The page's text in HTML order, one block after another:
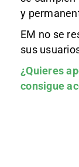
y
EM no se
sus
¿Quieres
consigue